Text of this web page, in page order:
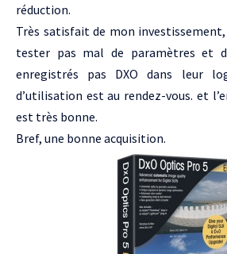
réduction.
Très satisfait de mon investissement,
tester pas mal de paramètres et
enregistrés pas DXO dans leur
d’utilisation est au rendez-vous. et
est très bonne.
Bref, une bonne acquisition.